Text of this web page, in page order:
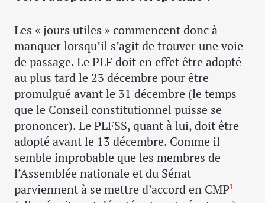
Les « jours utiles » commencent donc à
manquer lorsqu’il s’agit de trouver une voie
de passage. Le PLF doit en effet être adopté
au plus tard le 23 décembre pour être
promulgué avant le 31 décembre (le temps
que le Conseil constitutionnel puisse se
prononcer). Le PLFSS, quant à lui, doit être
adopté avant le 13 décembre. Comme il
semble improbable que les membres de
l’Assemblée nationale et du Sénat
parviennent à se mettre d’accord en CMP1